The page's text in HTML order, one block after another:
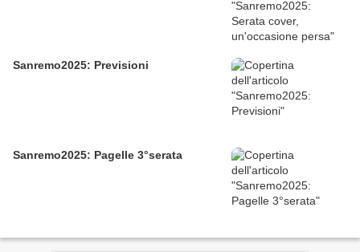
Sanremo2025: Previsioni
Sanremo2025: Pagelle 3°serata